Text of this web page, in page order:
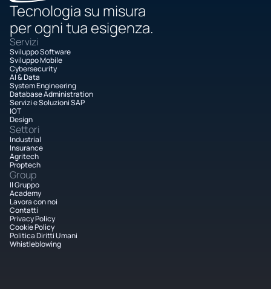
Tecnologia su misura
per ogni tua esigenza.
Servizi
Sviluppo Software
Sviluppo Mobile
Cybersecurity
AI & Data
System Engineering
Database Administration
Servizi e Soluzioni SAP
IOT
Design
Settori
Industrial
Insurance
Agritech
Proptech
Group
Il Gruppo
Academy
Lavora con noi
Contatti
Privacy Policy
Cookie Policy
Politica Diritti Umani
Whistleblowing